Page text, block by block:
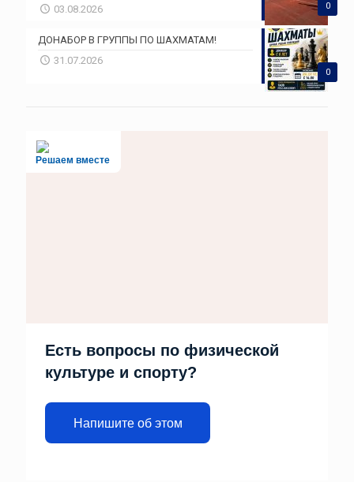
0
03.08.2026
0
ДОНАБОР В ГРУППЫ ПО ШАХМАТАМ!
31.07.2026
Решаем вместе
Есть вопросы по физической
культуре и спорту?
Напишите об этом